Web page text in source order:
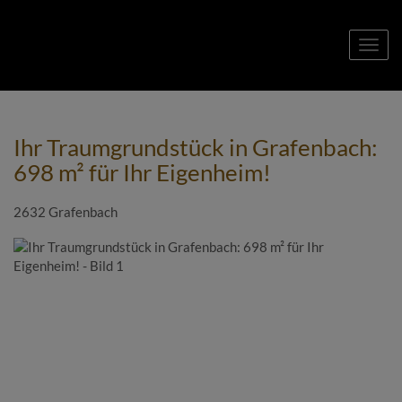
Ihr Traumgrundstück in Grafenbach:
698 m² für Ihr Eigenheim!
2632 Grafenbach